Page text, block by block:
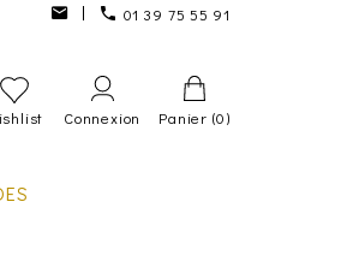
01 39 75 55 91
Connexion Panier (0)